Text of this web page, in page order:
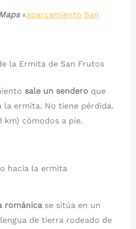
«aparcamiento San
la Ermita de San Frutos
sale un sendero que
la ermita. No tiene pérdida.
km) cómodos a pie.
hacia la ermita
románicase sitúa en un
de tierra rodeado de